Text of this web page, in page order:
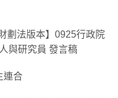
劃法版本】0925行政院
與研究員 發言稿
連合